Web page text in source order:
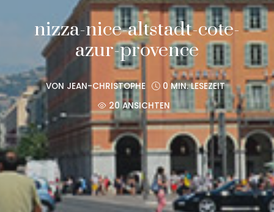
nizza-nice-altstadt-cote-
azur-provence
VON JEAN-CHRISTOPHE
0 MIN. LESEZEIT
20 ANSICHTEN